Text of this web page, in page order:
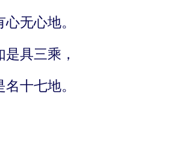
无心地。
具三乘，
十七地。